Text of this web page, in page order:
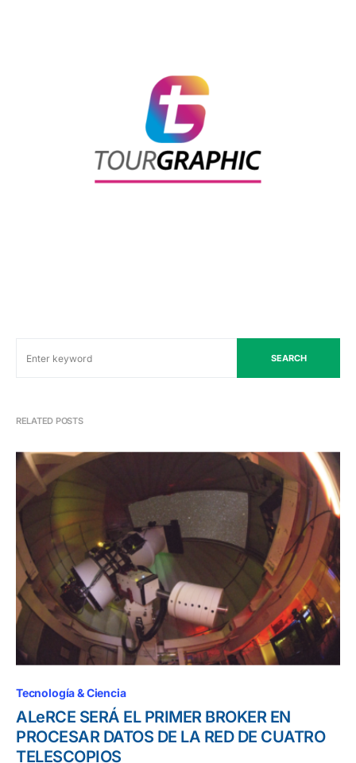
SEARCH
RELATED POSTS
Tecnología & Ciencia
ALeRCE SERÁ EL PRIMER BROKER EN
PROCESAR DATOS DE LA RED DE CUATRO
TELESCOPIOS